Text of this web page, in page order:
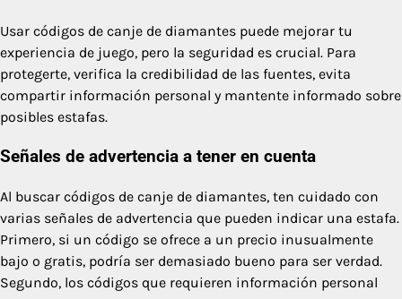
Usar códigos de canje de diamantes puede mejorar tu
experiencia de juego, pero la seguridad es crucial. Para
protegerte, verifica la credibilidad de las fuentes, evita
compartir información personal y mantente informado sobre
posibles estafas.
Señales de advertencia a tener en cuenta
Al buscar códigos de canje de diamantes, ten cuidado con
varias señales de advertencia que pueden indicar una estafa.
Primero, si un código se ofrece a un precio inusualmente
bajo o gratis, podría ser demasiado bueno para ser verdad.
Segundo, los códigos que requieren información personal